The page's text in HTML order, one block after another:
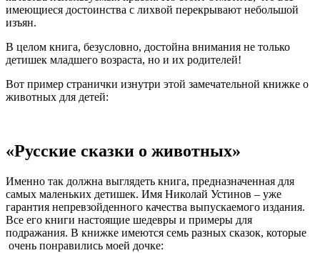
имеющиеся достоинства с лихвой перекрывают небольшой
изъян.
В целом книга, безусловно, достойна внимания не только
детишек младшего возраста, но и их родителей!
Вот пример странички изнутри этой замечательной книжке о
животных для детей:
«Русские сказки о животных»
Именно так должна выглядеть книга, предназначенная для
самых маленьких детишек. Имя Николай Устинов – уже
гарантия непревзойденного качества выпускаемого издания.
Все его книги настоящие шедевры и примеры для
подражания. В книжке имеются семь разных сказок, которые
очень понравились моей дочке: